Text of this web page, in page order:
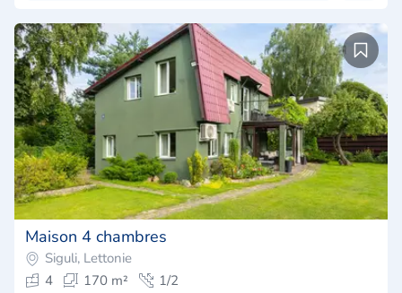
Maison 4 chambres
Siguli, Lettonie
4
170 m² 1/2